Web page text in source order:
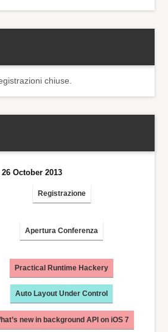
chiuse.
26 October 2013
Registrazione
Apertura Conferenza
Practical Runtime Hackery
Auto Layout Under Control
new in background API on iOS 7